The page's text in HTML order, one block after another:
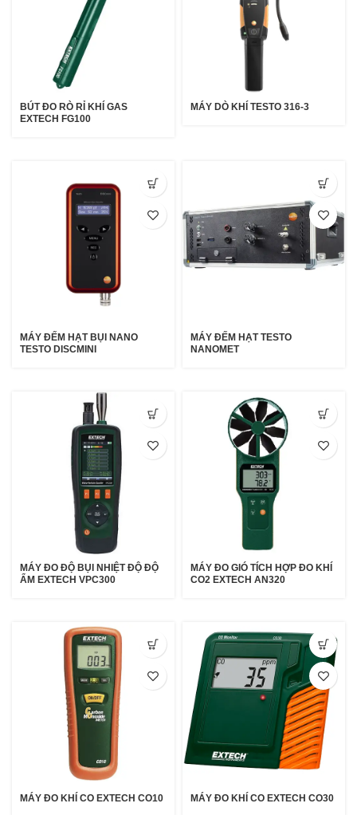
BÚT ĐO RÒ RỈ KHÍ GAS
EXTECH FG100
MÁY DÒ KHÍ TESTO 316-3
MÁY ĐẾM HẠT BỤI NANO
TESTO DISCMINI
MÁY ĐẾM HẠT TESTO
NANOMET
MÁY ĐO ĐỘ BỤI NHIỆT ĐỘ ĐỘ
ẨM EXTECH VPC300
MÁY ĐO GIÓ TÍCH HỢP ĐO KHÍ
CO2 EXTECH AN320
MÁY ĐO KHÍ CO EXTECH CO10 MÁY ĐO KHÍ CO EXTECH CO30